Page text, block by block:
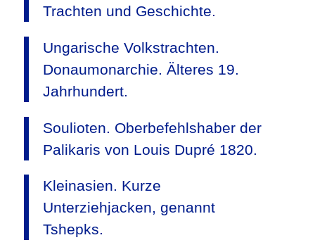
Trachten und Geschichte.
Ungarische Volkstrachten.
Donaumonarchie. Älteres 19.
Jahrhundert.
Soulioten. Oberbefehlshaber der
Palikaris von Louis Dupré 1820.
Kleinasien. Kurze
Unterziehjacken, genannt
Tshepks.